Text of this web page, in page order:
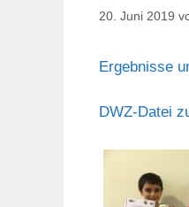
20. Juni 2019
Ergebnisse
DWZ-Datei